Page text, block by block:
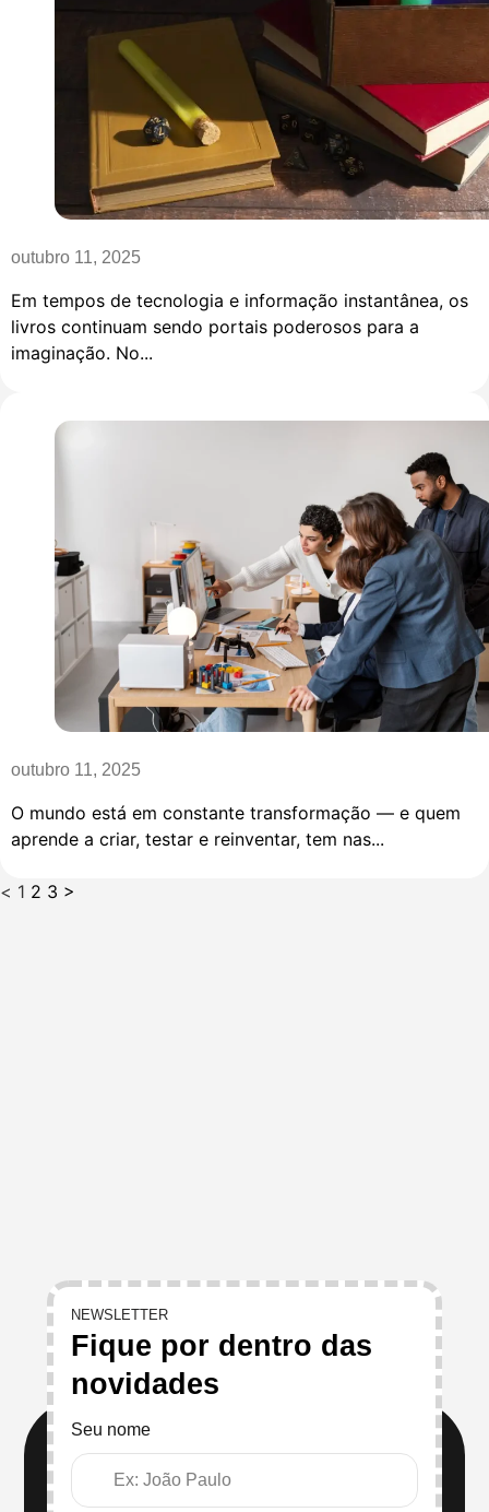
outubro 11, 2025
Em tempos de tecnologia e informação instantânea, os
livros continuam sendo portais poderosos para a
imaginação. No...
outubro 11, 2025
O mundo está em constante transformação — e quem
aprende a criar, testar e reinventar, tem nas...
< 1 2 3 >
NEWSLETTER
Fique por dentro das
novidades
Seu nome